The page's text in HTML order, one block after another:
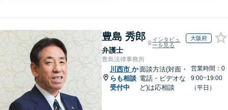
豊島 秀郎
弁護士
インタビュ
ーを見る
大阪府
豊島法律事務所
川西市 か
らも相談
受付中
面談方法(対面・
電話・ビデオな
ど)は応相談
営業時間：0
9:00~19:00
（平日）